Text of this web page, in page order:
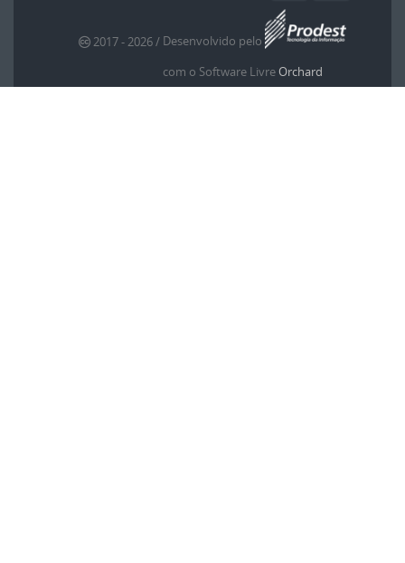
2017- 2026/ Desenvolvido pelo
com o Software LivreOrchard